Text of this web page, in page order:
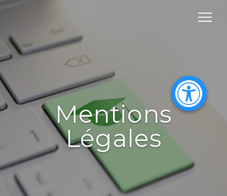
Mentions
Légales